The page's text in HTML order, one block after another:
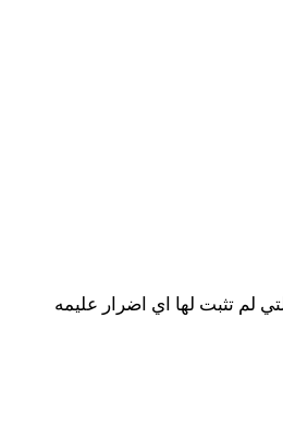
لم تثبت لها اي اضرار عليمه